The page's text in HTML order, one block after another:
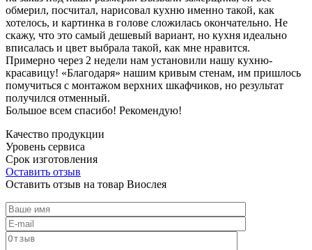
обмерил, посчитал, нарисовал кухню именно такой, как
хотелось, и картинка в голове сложилась окончательно. Не
скажу, что это самый дешевый вариант, но кухня идеально
вписалась и цвет выбрала такой, как мне нравится.
Примерно через 2 недели нам установили нашу кухню-
красавицу! «Благодаря» нашим кривым стенам, им пришлось
помучиться с монтажом верхних шкафчиков, но результат
получился отменный.
Большое всем спасибо! Рекомендую!
Качество продукции
Уровень сервиса
Срок изготовления
Оставить отзыв
Оставить отзыв на товар Виослея